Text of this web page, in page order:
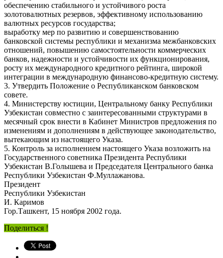
обеспечению стабильного и устойчивого роста
золотовалютных резервов, эффективному использованию
валютных ресурсов государства;
выработку мер по развитию и совершенствованию
банковской системы республики и механизма межбанковских
отношений, повышению самостоятельности коммерческих
банков, надежности и устойчивости их функционирования,
росту их международного кредитного рейтинга, широкой
интеграции в международную финансово-кредитную систему.
3. Утвердить Положение о Республиканском банковском
совете.
4. Министерству юстиции, Центральному банку Республики
Узбекистан совместно с заинтересованными структурами в
месячный срок внести в Кабинет Министров предложения по
изменениям и дополнениям в действующее законодательство,
вытекающим из настоящего Указа.
5. Контроль за исполнением настоящего Указа возложить на
Государственного советника Президента Республики
Узбекистан В.Голышева и Председателя Центрального банка
Республики Узбекистан Ф.Муллажанова.
Президент
Республики Узбекистан
И. Каримов
Гор.Ташкент, 15 ноября 2002 года.
Поделиться !